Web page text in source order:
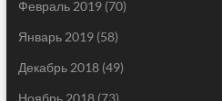
Февраль 2019(70)
Январь 2019(58)
Декабрь 2018(49)